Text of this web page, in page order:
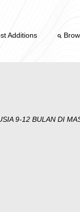
Additions
9-12 BULAN DI